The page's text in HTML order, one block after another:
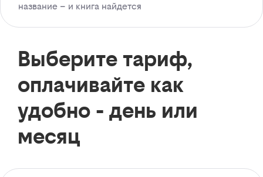
название – и книга найдется
Выберите тариф,
оплачивайте как
удобно - день или
месяц